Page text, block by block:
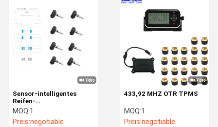
433,92 MHZ OTR TPMS
MOQ:1
Preis:negotiable
Sensor-intelligentes
Reifen-
Drucküberwachungssystem
Bluetooths acht
MOQ:1
Preis:negotiable